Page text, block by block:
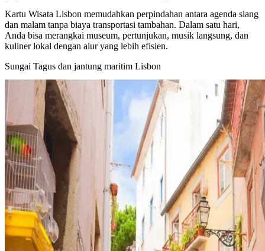
Kartu Wisata Lisbon memudahkan perpindahan antara agenda siang
dan malam tanpa biaya transportasi tambahan. Dalam satu hari,
Anda bisa merangkai museum, pertunjukan, musik langsung, dan
kuliner lokal dengan alur yang lebih efisien.
Sungai Tagus dan jantung maritim Lisbon